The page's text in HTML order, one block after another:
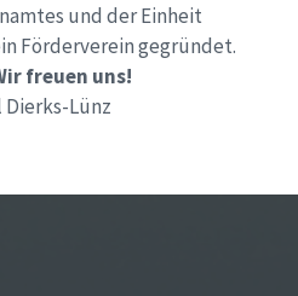
und der Einheit
Förderverein gegründet.
freuen uns!
Lünz